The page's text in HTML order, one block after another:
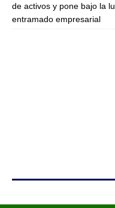
de activos y pone bajo la
entramado empresarial